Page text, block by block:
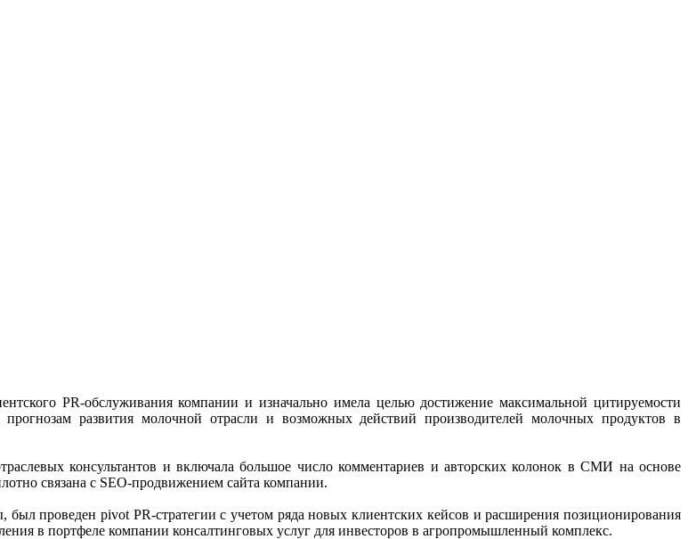
PR-обслуживания компании и изначально имела целью достижение максимальной цитируемости
развития молочной отрасли и возможных действий производителей молочных продуктов в
консультантов и включала большое число комментариев и авторских колонок в СМИ на основе
связана с SEO-продвижением сайта компании.
был проведен pivot PR-стратегии с учетом ряда новых клиентских кейсов и расширения позиционирования
в портфеле компании консалтинговых услуг для инвесторов в агропромышленный комплекс.